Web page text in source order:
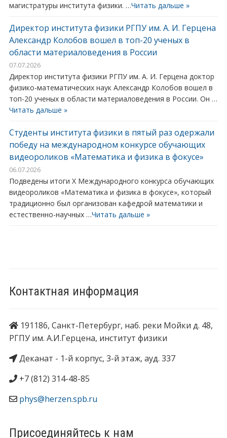
магистратуры института физики. …Читать дальше »
Директор института физики РГПУ им. А. И. Герцена
Александр Колобов вошел в топ-20 ученых в
области материаловедения в России
07.07.2026
Директор института физики РГПУ им. А. И. Герцена доктор
физико-математических наук Александр Колобов вошел в
топ-20 ученых в области материаловедения в России. Он …
Читать дальше »
Студенты института физики в пятый раз одержали
победу на международном конкурсе обучающих
видеороликов «Математика и физика в фокусе»
06.07.2026
Подведены итоги X Международного конкурса обучающих
видеороликов «Математика и физика в фокусе», который
традиционно был организован кафедрой математики и
естественно-научных …Читать дальше »
Контактная информация
191186, Санкт-Петербург, наб. реки Мойки д. 48,
РГПУ им. А.И.Герцена, институт физики
Деканат - 1-й корпус, 3-й этаж, ауд. 337
+7 (812) 314-48-85
phys@herzen.spb.ru
Присоединяйтесь к нам